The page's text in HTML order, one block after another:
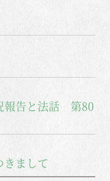
報告と法話 第80
まして